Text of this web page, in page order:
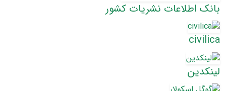
بانک اطلاعات نشریات کشور
civilica
لینکدین